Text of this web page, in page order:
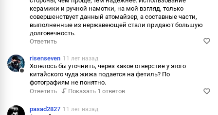
керамики и ручной намотки, на мой взгляд, только
совершенствует данный атомайзер, а составные части,
выполненные из нержавеющей стали придают большую
долговечность.
Ответить
risenseven 11 лет назад
Хотелось бы уточнить, через какое отверстие у этого
китайского чуда жижа подается на фетиль? По
фотографиям не понятно.
Ответить
Показать 1 ответов
pasad2827 11 лет назад
Пожаловаться
Информация
Ответить